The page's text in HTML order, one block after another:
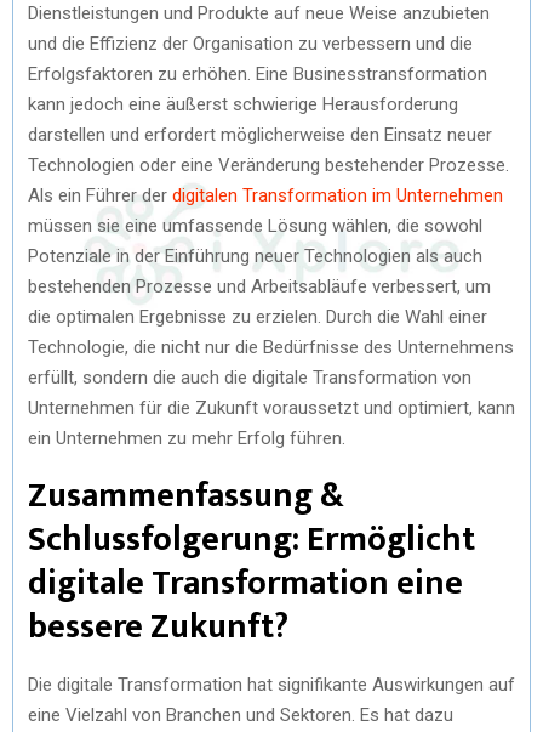
Dienstleistungen und Produkte auf neue Weise anzubieten
und die Effizienz der Organisation zu verbessern und die
Erfolgsfaktoren zu erhöhen. Eine Businesstransformation
kann jedoch eine äußerst schwierige Herausforderung
darstellen und erfordert möglicherweise den Einsatz neuer
Technologien oder eine Veränderung bestehender Prozesse.
Als ein Führer der digitalen Transformation im Unternehmen
müssen sie eine umfassende Lösung wählen, die sowohl
Potenziale in der Einführung neuer Technologien als auch
bestehenden Prozesse und Arbeitsabläufe verbessert, um
die optimalen Ergebnisse zu erzielen. Durch die Wahl einer
Technologie, die nicht nur die Bedürfnisse des Unternehmens
erfüllt, sondern die auch die digitale Transformation von
Unternehmen für die Zukunft voraussetzt und optimiert, kann
ein Unternehmen zu mehr Erfolg führen.
Zusammenfassung &
Schlussfolgerung: Ermöglicht
digitale Transformation eine
bessere Zukunft?
Die digitale Transformation hat signifikante Auswirkungen auf
eine Vielzahl von Branchen und Sektoren. Es hat dazu